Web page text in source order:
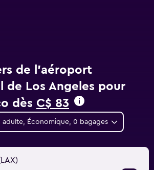
de l'aéroport
de Los Angeles pour
dès C$ 83
adulte, Économique, 0 bagages